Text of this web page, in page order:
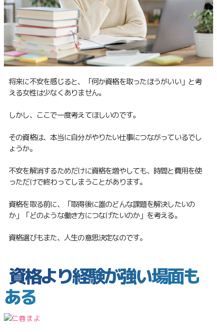
将来に不安を感じると、「何か資格を取ったほうがいい」と考
える女性は少なくありません。
しかし、ここで一度考えてほしいのです。
その資格は、本当に自分がやりたい仕事につながっているでし
ょうか。
不安を解消するためだけに資格を増やしても、時間と費用を使
っただけで終わってしまうことがあります。
資格を取る前に、「取得後に誰のどんな課題を解決したいの
か」「どのような働き方につなげたいのか」を考える。
資格選びもまた、人生の意思決定なのです。
資格より経験が強い場面も
ある